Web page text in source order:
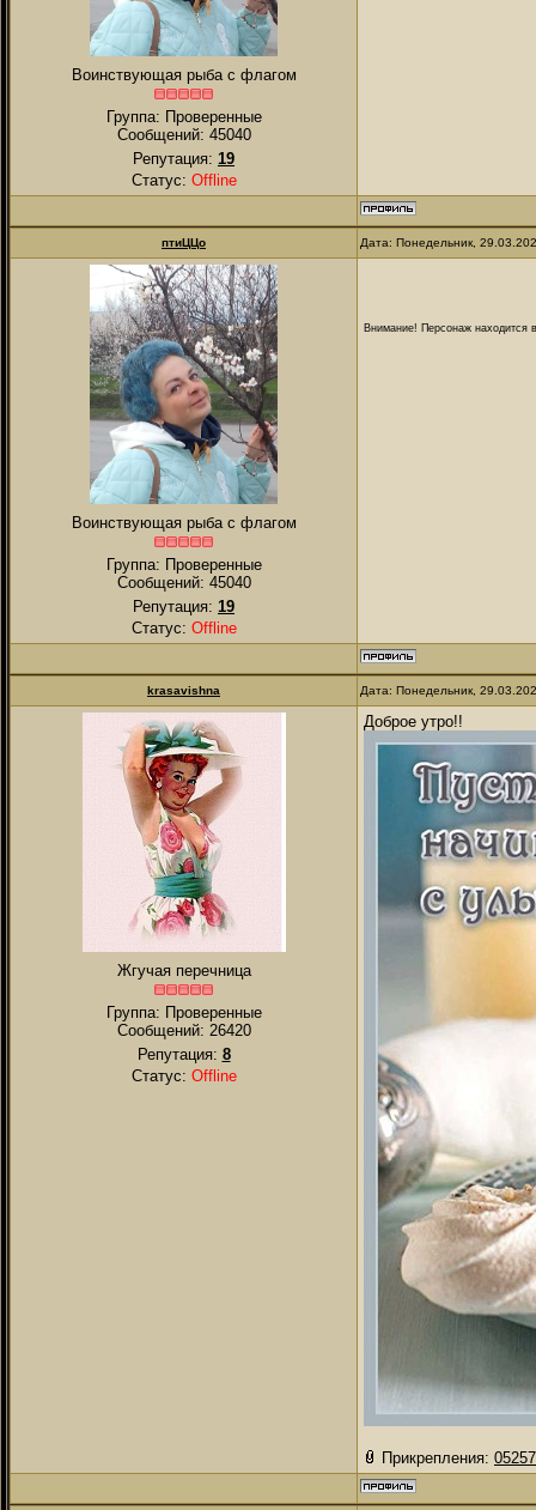
Воинствующая рыба с флагом
Группа: Проверенные
Сообщений: 45040
Репутация: 19
Статус: Offline
птиЦЦо Дата: Понедельник,
Воинствующая рыба с флагом
Группа: Проверенные
Сообщений: 45040
Репутация: 19
Статус: Offline
Внимание! Персонаж находится
krasavishna Дата: Понедельник,
Жгучая перечница
Группа: Проверенные
Сообщений: 26420
Репутация: 8
Статус: Offline
Доброе утро!!
Прикрепления: